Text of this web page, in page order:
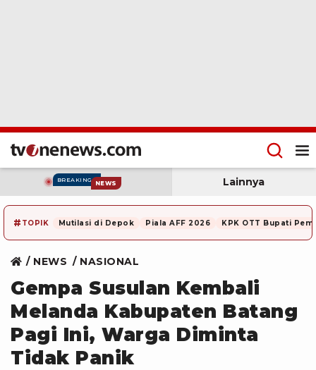
BREAKING NEWS Lainnya
# TOPIK Mutilasi di Depok Piala AFF 2026 KPK OTT Bupati
NEWS NASIONAL
Gempa Susulan Kembali
Melanda Kabupaten Batang
Pagi Ini, Warga Diminta
Tidak Panik